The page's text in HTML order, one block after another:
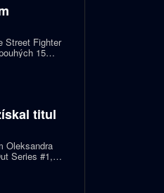
Street Fighter
15
Cupu.
titul
Oleksandra
Series #1,
do
akci.